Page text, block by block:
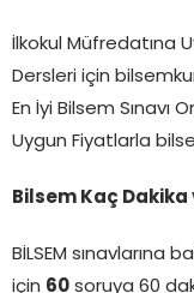
İlkokul Müfredatına
Dersleri için
En İyi Bilsem Sınavı
Uygun Fiyatlarla
Bilsem Kaç Dakika
BİLSEM sınavlarına
için 60 soruya 60